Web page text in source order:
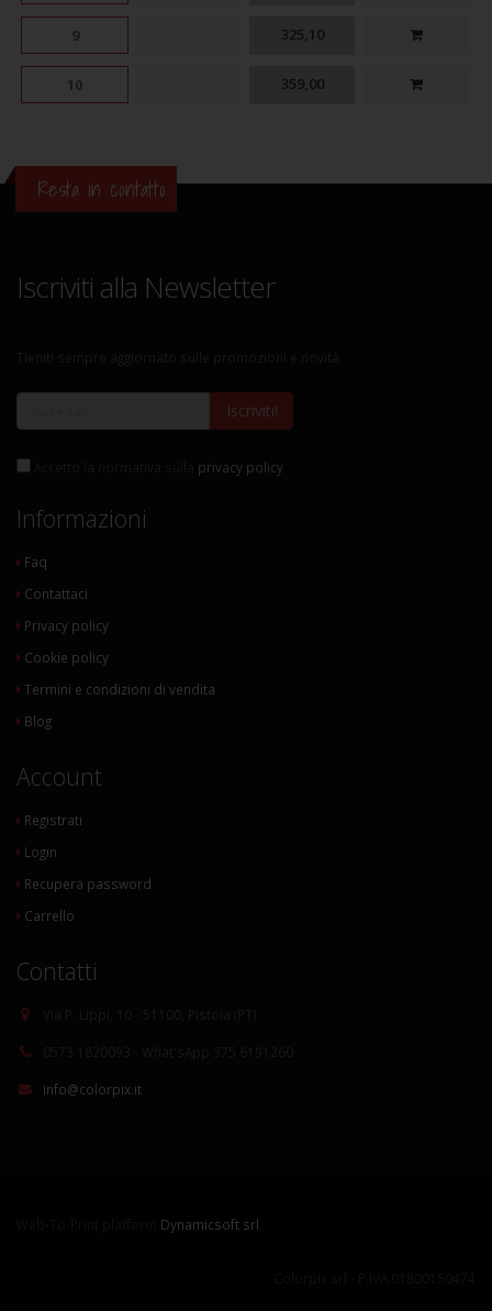
9 325,10
10 359,00
Resta in contatto
Iscriviti alla Newsletter
Iscriviti!
privacy policy
Informazioni
Faq
Contattaci
Privacy policy
Cookie policy
Termini e condizioni di vendita
Blog
Account
Registrati
Login
Recupera password
Carrello
Contatti
info@colorpix.it
Dynamicsoft srl